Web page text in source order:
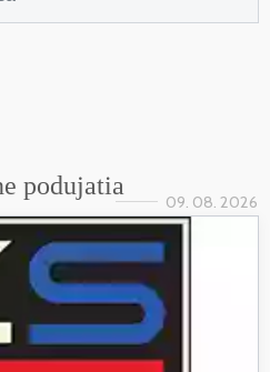
podujatia
09. 08. 2026